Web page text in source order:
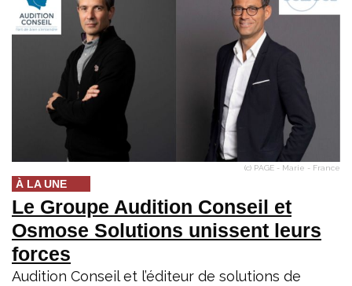
(c) PAGE - Marie - France
À LA UNE
Le Groupe Audition Conseil et
Osmose Solutions unissent leurs
forces
Audition Conseil et l’éditeur de solutions de